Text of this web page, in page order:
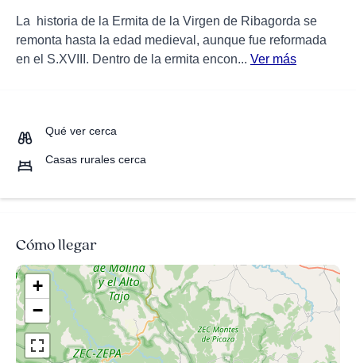
La historia de la Ermita de la Virgen de Ribagorda se
remonta hasta la edad medieval, aunque fue reformada
en el S.XVIII. Dentro de la ermita encon... Ver más
Qué ver cerca
Casas rurales cerca
Cómo llegar
+
−